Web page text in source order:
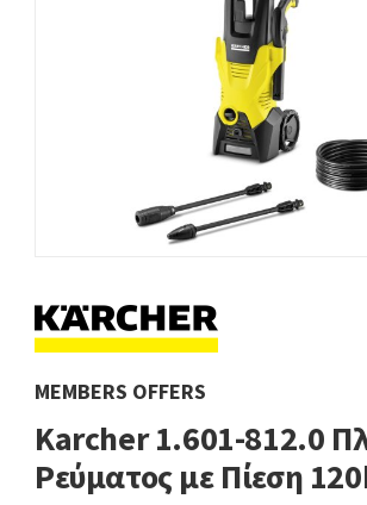
MEMBERS OFFERS
Karcher 1.601-812.0
Ρεύματος με Πίεση